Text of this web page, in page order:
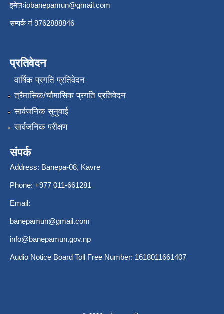
इमेलःiobanepamun@gmail.com
सम्पर्क नंं 9762888846
प्रतिवेदन
वार्षिक प्रगति प्रतिवेदन
त्रैमासिक/चौमासिक प्रगति प्रतिवेदन
सार्वजनिक सुनुवाई
सार्वजनिक परीक्षण
संपर्क
Address: Banepa-08, Kavre
Phone: +977 011-661281
Email:
banepamun@gmail.com
info@banepamun.gov.np
Audio Notice Board Toll Free Number: 1618011661407